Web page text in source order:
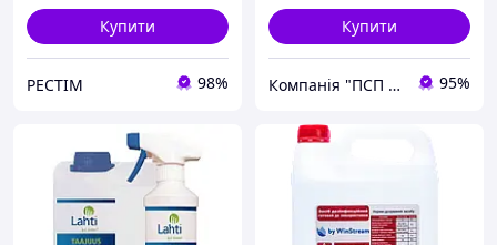
Купити
РЕСТІМ 98%
Купити
Компанія "ПСП Україна" 95%